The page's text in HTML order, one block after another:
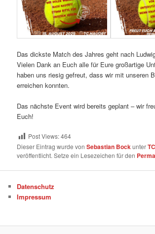
Das dickste Match des Jahres geht nach
Vielen Dank an Euch alle für Eure großartige
haben uns riesig gefreut, dass wir mit unseren
erreichen konnten.
Das nächste Event wird bereits geplant – wir
Euch!
Post Views:464
Dieser Eintrag wurde vonSebastian Bockunter
veröffentlicht. Setze ein Lesezeichen für den
Datenschutz
Impressum